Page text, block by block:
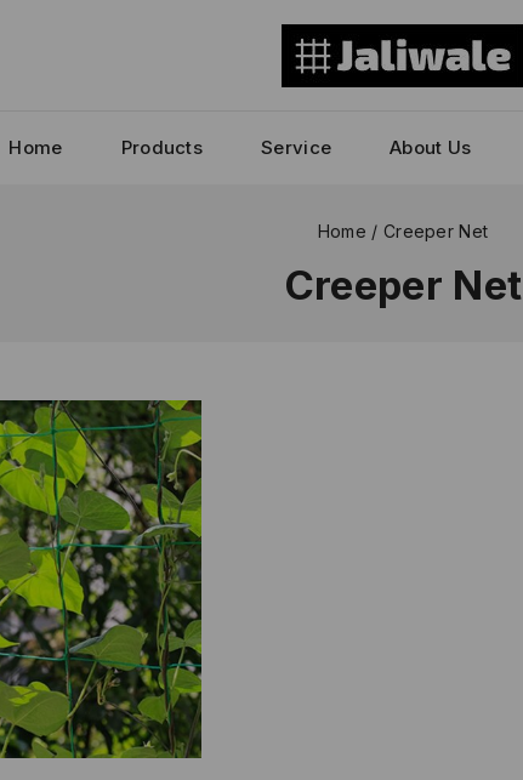
Home Products Service About Us
Home / Creeper Net
Creeper Net